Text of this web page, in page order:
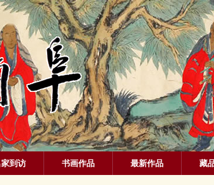
到访 书画作品 最新作品 藏